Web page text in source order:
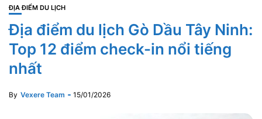
ĐỊA ĐIỂM DU LỊCH
Địa điểm du lịch Gò Dầu Tây Ninh:
Top 12 điểm check-in nổi tiếng
nhất
By Vexere Team 15/01/2026